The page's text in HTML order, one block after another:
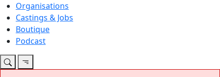
Organisations
Castings & Jobs
Boutique
Podcast